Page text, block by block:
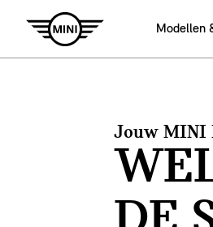
Modellen
Jouw MINI